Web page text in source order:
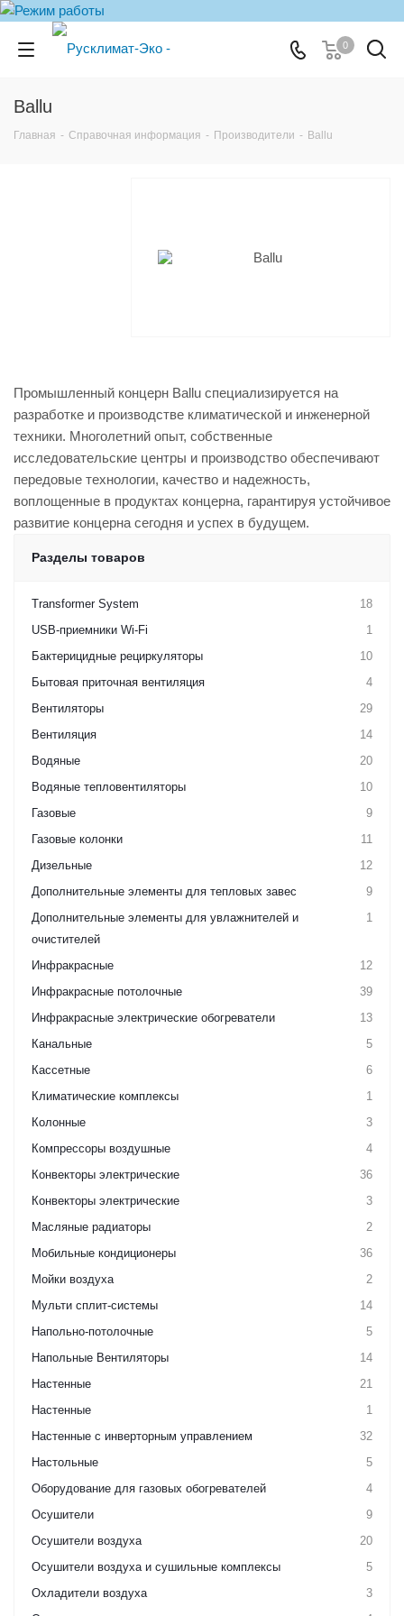
0
Ballu
Главная - Справочная информация - Производители - Ballu
Промышленный концерн Ballu специализируется на
разработке и производстве климатической и инженерной
техники. Многолетний опыт, собственные
исследовательские центры и производство обеспечивают
передовые технологии, качество и надежность,
воплощенные в продуктах концерна, гарантируя устойчивое
развитие концерна сегодня и успех в будущем.
Разделы товаров
Transformer System
18
USB-приемники Wi-Fi
1
Бактерицидные рециркуляторы
10
Бытовая приточная вентиляция
4
Вентиляторы
29
Вентиляция
14
Водяные
20
Водяные тепловентиляторы
10
Газовые
9
Газовые колонки
11
Дизельные
12
Дополнительные элементы для тепловых завес
9
Дополнительные элементы для увлажнителей и
очистителей
1
Инфракрасные
12
Инфракрасные потолочные
39
Инфракрасные электрические обогреватели
13
Канальные
5
Кассетные
6
Климатические комплексы
1
Колонные
3
Компрессоры воздушные
4
Конвекторы электрические
36
Конвекторы электрические
3
Масляные радиаторы
2
Мобильные кондиционеры
36
Мойки воздуха
2
Мульти сплит-системы
14
Напольно-потолочные
5
Напольные Вентиляторы
14
Настенные
21
Настенные
1
Настенные с инверторным управлением
32
Настольные
5
Оборудование для газовых обогревателей
4
Осушители
9
Осушители воздуха
20
Осушители воздуха и сушильные комплексы
5
Охладители воздуха
3